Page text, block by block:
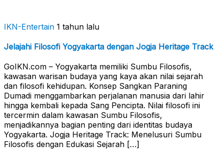
IKN-Entertain 1 tahun lalu
Jelajahi Filosofi Yogyakarta dengan Jogja Heritage Track
GoIKN.com – Yogyakarta memiliki Sumbu Filosofis,
kawasan warisan budaya yang kaya akan nilai sejarah
dan filosofi kehidupan. Konsep Sangkan Paraning
Dumadi menggambarkan perjalanan manusia dari lahir
hingga kembali kepada Sang Pencipta. Nilai filosofi ini
tercermin dalam kawasan Sumbu Filosofis,
menjadikannya bagian penting dari identitas budaya
Yogyakarta. Jogja Heritage Track: Menelusuri Sumbu
Filosofis dengan Edukasi Sejarah […]